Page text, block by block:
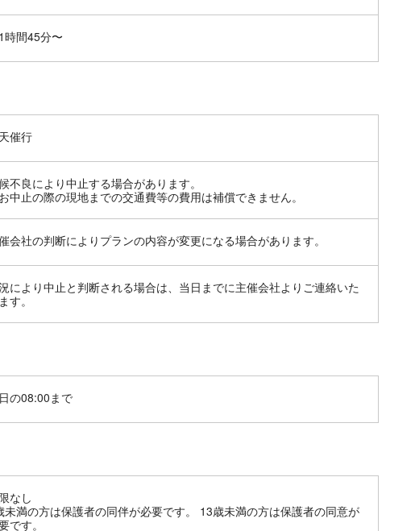
時間45分〜
催行
不良により中止する場合があります。
中止の際の現地までの交通費等の費用は補償できません。
会社の判断によりプランの内容が変更になる場合があります。
により中止と判断される場合は、当日までに主催会社よりご連絡いた
す。
の08:00まで
なし
未満の方は保護者の同伴が必要です。 13歳未満の方は保護者の同意が
です。